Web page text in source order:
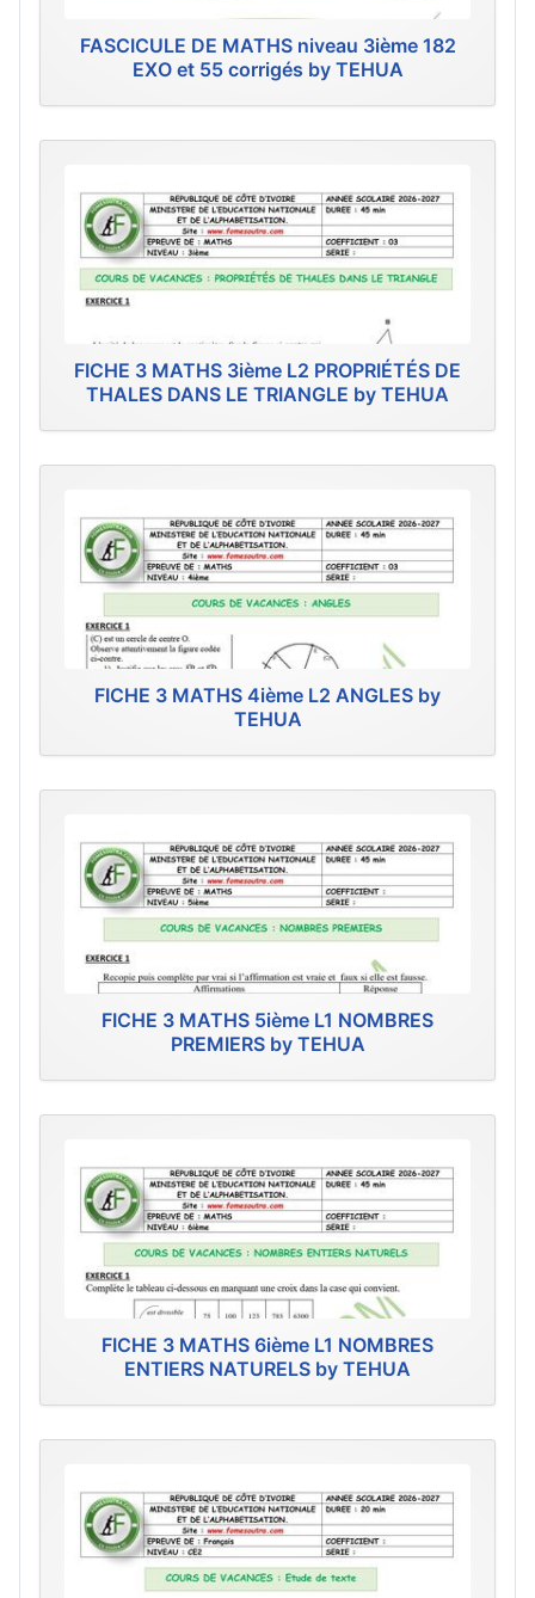
FASCICULE DE MATHS niveau 3ième 182
EXO et 55 corrigés by TEHUA
FICHE 3 MATHS 3ième L2 PROPRIÉTÉS DE
THALES DANS LE TRIANGLE by TEHUA
FICHE 3 MATHS 4ième L2 ANGLES by
TEHUA
FICHE 3 MATHS 5ième L1 NOMBRES
PREMIERS by TEHUA
FICHE 3 MATHS 6ième L1 NOMBRES
ENTIERS NATURELS by TEHUA